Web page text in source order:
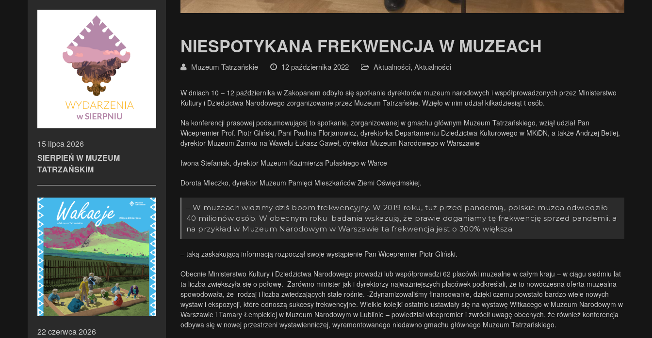
NIESPOTYKANA FREKWENCJA W MUZEACH
Muzeum Tatrzańskie 12 października 2022 Aktualności, Aktualności
W dniach 10 – 12 października w Zakopanem odbyło się spotkanie dyrektorów muzeum narodowych i współprowadzonych przez Ministerstwo
Kultury i Dziedzictwa Narodowego zorganizowane przez Muzeum Tatrzańskie. Wzięło w nim udział kilkadziesiąt t osób.
Na konferencji prasowej podsumowującej to spotkanie, zorganizowanej w gmachu głównym Muzeum Tatrzańskiego, wziął udział Pan
Wicepremier Prof. Piotr Gliński, Pani Paulina Florjanowicz, dyrektorka Departamentu Dziedzictwa Kulturowego w MKiDN, a także Andrzej Betlej,
dyrektor Muzeum Zamku na Wawelu Łukasz Gaweł, dyrektor Muzeum Narodowego w Warszawie
Iwona Stefaniak, dyrektor Muzeum Kazimierza Pułaskiego w Warce
Dorota Mleczko, dyrektor Muzeum Pamięci Mieszkańców Ziemi Oświęcimskiej.
– W muzeach widzimy dziś boom frekwencyjny. W 2019 roku, tuż przed pandemią, polskie muzea odwiedziło
40 milionów osób. W obecnym roku badania wskazują, że prawie doganiamy tę frekwencję sprzed pandemii, a
na przykład w Muzeum Narodowym w Warszawie ta frekwencja jest o 300% większa
– taką zaskakującą informacją rozpoczął swoje wystąpienie Pan Wicepremier Piotr Gliński.
Obecnie Ministerstwo Kultury i Dziedzictwa Narodowego prowadzi lub współprowadzi 62 placówki muzealne w całym kraju – w ciągu siedmiu lat
ta liczba zwiększyła się o połowę. Zarówno minister jak i dyrektorzy najważniejszych placówek podkreślali, że to nowoczesna oferta muzealna
spowodowała, że rodzaj i liczba zwiedzających stale rośnie. -Zdynamizowaliśmy finansowanie, dzięki czemu powstało bardzo wiele nowych
wystaw i ekspozycji, które odnoszą sukcesy frekwencyjne. Wielkie kolejki ostatnio ustawiały się na wystawę Witkacego w Muzeum Narodowym w
Warszawie i Tamary Łempickiej w Muzeum Narodowym w Lublinie – powiedział wicepremier i zwrócił uwagę obecnych, że również konferencja
odbywa się w nowej przestrzeni wystawienniczej, wyremontowanego niedawno gmachu głównego Muzeum Tatrzańskiego.
15 lipca 2026
SIERPIEŃ W MUZEUM
TATRZAŃSKIM
22 czerwca 2026